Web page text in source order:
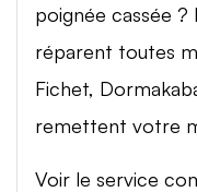
poignée cassée ?
réparent toutes
Fichet,
remettent votre
Voir le service